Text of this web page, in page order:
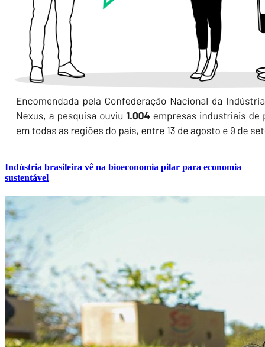
Indústria brasileira vê na bioeconomia pilar para economia
sustentável